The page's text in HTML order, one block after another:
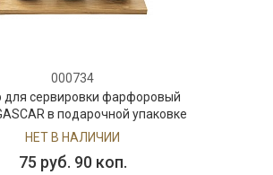
000734
для сервировки фарфоровый
в подарочной упаковке
НЕТ В НАЛИЧИИ
75 руб. 90 коп.